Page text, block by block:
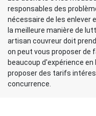
responsables des
nécessaire de les enlever
la meilleure manière de
artisan couvreur doit
on peut vous proposer de
beaucoup d'expérience
proposer des tarifs
concurrence.